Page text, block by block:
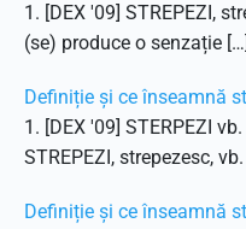
1. [DEX '09] STREPEZI,
(se) produce o senzație […]
Definiție și ce înseamnă
1. [DEX '09] STERPEZI
STREPEZI, strepezesc,
Definiție și ce înseamnă